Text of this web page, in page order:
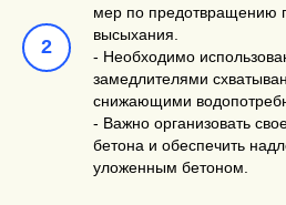
мер по предотвращению
высыхания.
- Необходимо
замедлителями
снижающими
- Важно организовать
бетона и обеспечить
уложенным бетоном.